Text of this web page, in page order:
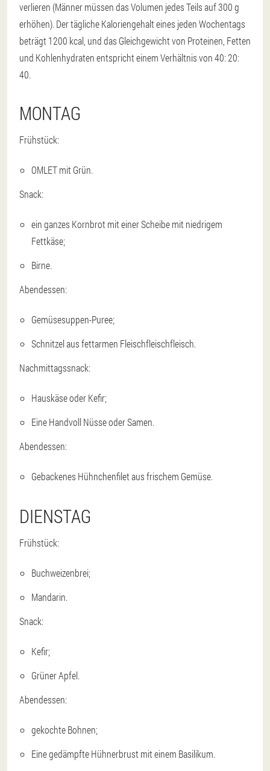
verlieren (Männer müssen das Volumen jedes Teils auf 300 g
erhöhen). Der tägliche Kaloriengehalt eines jeden Wochentags
beträgt 1200 kcal, und das Gleichgewicht von Proteinen, Fetten
und Kohlenhydraten entspricht einem Verhältnis von 40: 20:
40.
MONTAG
Frühstück:
OMLET mit Grün.
Snack:
ein ganzes Kornbrot mit einer Scheibe mit niedrigem
Fettkäse;
Birne.
Abendessen:
Gemüsesuppen-Puree;
Schnitzel aus fettarmen Fleischfleischfleisch.
Nachmittagssnack:
Hauskäse oder Kefir;
Eine Handvoll Nüsse oder Samen.
Abendessen:
Gebackenes Hühnchenfilet aus frischem Gemüse.
DIENSTAG
Frühstück:
Buchweizenbrei;
Mandarin.
Snack:
Kefir;
Grüner Apfel.
Abendessen:
gekochte Bohnen;
Eine gedämpfte Hühnerbrust mit einem Basilikum.